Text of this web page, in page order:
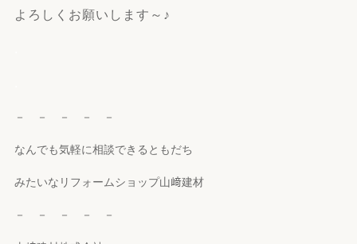
よろしくお願いします～♪
－ － － － －
なんでも気軽に相談できるともだち
みたいなリフォームショップ山﨑建材
－ － － － －